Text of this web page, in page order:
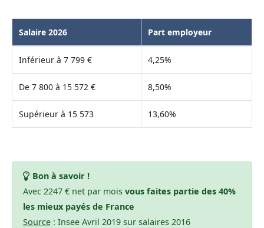
Salaire 2026 Part employeur
Inférieur à 7 799 € 4,25%
De 7 800 à 15 572 € 8,50%
Supérieur à 15 573 13,60%
Bon à savoir !
Avec 2247 € net par mois vous faites partie des 40%
les mieux payés de France
Source: Insee Avril 2019 sur salaires 2016